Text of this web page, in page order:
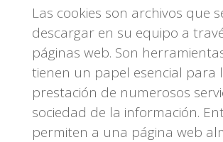
Las cookies son archivos que
descargar en su equipo a
páginas web. Son
tienen un papel esencial para
prestación de numerosos
sociedad de la información.
permiten a una página web